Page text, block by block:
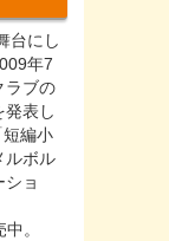
台にし
年7
ラブの
発表し
編小
ボル
ョ
。